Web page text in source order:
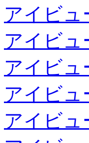
アイビ
アイビ
アイビ
アイビ
アイビ